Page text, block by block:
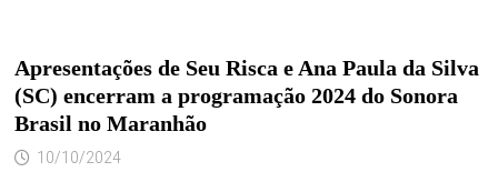
Apresentações de Seu Risca e Ana Paula da Silva
(SC) encerram a programação 2024 do Sonora
Brasil no Maranhão
10/10/2024